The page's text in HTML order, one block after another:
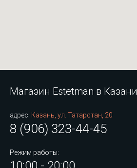
Магазин Estetman в Казани
адрес: Казань, ул. Татарстан, 20
8 (906) 323-44-45
Режим работы: